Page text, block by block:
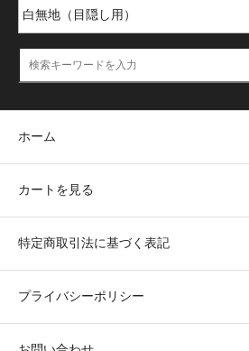
ホーム
カートを見る
特定商取引法に基づく表記
プライバシーポリシー